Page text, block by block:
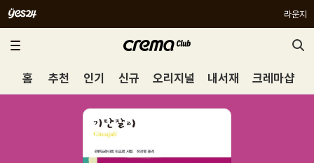
라운지
홈 추천 인기 신규 오리지널 내서재 크레마샵